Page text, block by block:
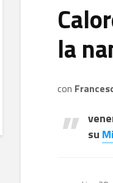
la
con
su